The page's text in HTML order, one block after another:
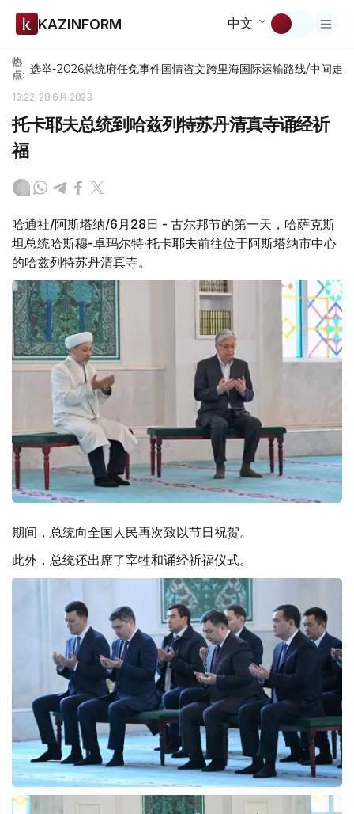
KAZINFORM 中文
热
点: 选举-2026总统府任免事件国情咨文跨里海国际运输路线/中间走廊
13:22, 28 6月 2023
托卡耶夫总统到哈兹列特苏丹清真寺诵经祈
福
哈通社/阿斯塔纳/6月28日 - 古尔邦节的第一天，哈萨克斯
坦总统哈斯穆-卓玛尔特·托卡耶夫前往位于阿斯塔纳市中心
的哈兹列特苏丹清真寺。
期间，总统向全国人民再次致以节日祝贺。
此外，总统还出席了宰牲和诵经祈福仪式。